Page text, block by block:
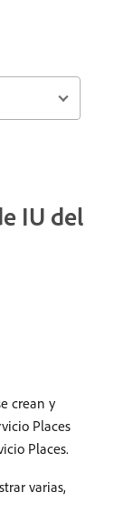
IU del
crean y
Places
Places.
varias,